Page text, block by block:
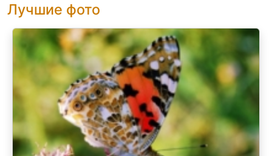
Лучшие фото